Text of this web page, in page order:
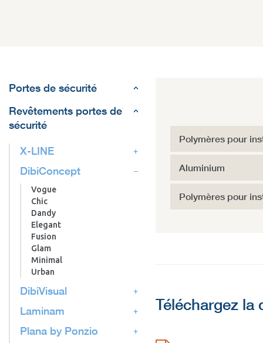
Portes de sécurité
Revêtements portes de
sécurité
X-LINE
DibiConcept
Vogue
Chic
Dandy
Elegant
Fusion
Glam
Minimal
Urban
DibiVisual
Laminam
Plana by Ponzio
Polymères pour
Aluminium
Polymères pour
Téléchargez